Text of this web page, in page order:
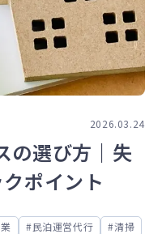
2026.03.24
の選び方｜失
ポイント
民泊運営代行 清掃